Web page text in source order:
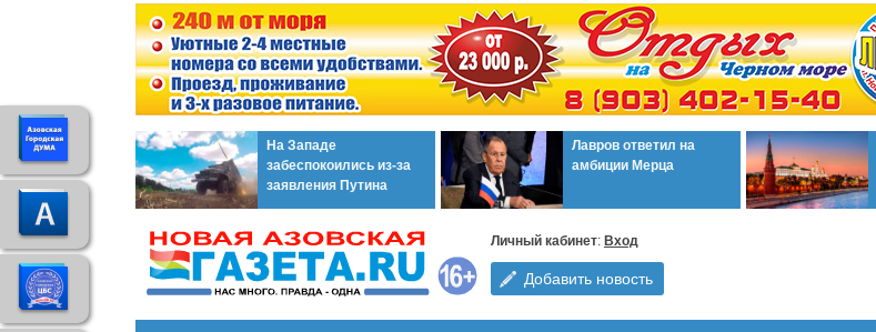
На Западе
забеспокоились из-за
заявления Путина
Лавров ответил на
амбиции Мерца
Личный кабинет: Вход
Добавить новость